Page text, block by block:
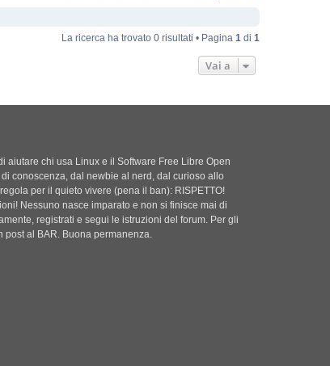
La ricerca ha trovato 0 risultati • Pagina 1 di 1
Vai a
aiutare chi usa Linux e il Software Free Libre Open
conoscenza, dal newbie al nerd, dal curioso allo
per il quieto vivere (pena il ban): RISPETTO!
Nessuno nasce imparato e non si finisce mai di
registrati e segui le istruzioni del forum. Per gli
post al BAR. Buona permanenza.